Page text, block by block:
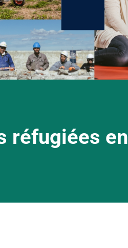
réfugiées en